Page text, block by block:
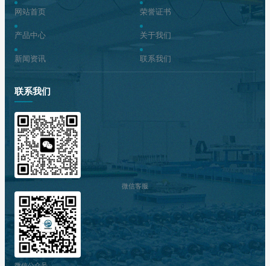
网站首页
产品中心
新闻资讯
荣誉证书
关于我们
联系我们
联系我们
微信客服